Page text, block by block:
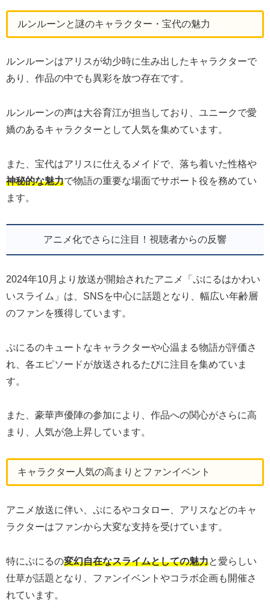
ルンルーンと謎のキャラクター・宝代の魅力
ルンルーンはアリスが幼少時に生み出したキャラクターで
あり、作品の中でも異彩を放つ存在です。
ルンルーンの声は大谷育江が担当しており、ユニークで愛
嬌のあるキャラクターとして人気を集めています。
また、宝代はアリスに仕えるメイドで、落ち着いた性格や
神秘的な魅力で物語の重要な場面でサポート役を務めてい
ます。
アニメ化でさらに注目！視聴者からの反響
2024年10月より放送が開始されたアニメ「ぷにるはかわい
いスライム」は、SNSを中心に話題となり、幅広い年齢層
のファンを獲得しています。
ぷにるのキュートなキャラクターや心温まる物語が評価さ
れ、各エピソードが放送されるたびに注目を集めていま
す。
また、豪華声優陣の参加により、作品への関心がさらに高
まり、人気が急上昇しています。
キャラクター人気の高まりとファンイベント
アニメ放送に伴い、ぷにるやコタロー、アリスなどのキャ
ラクターはファンから大変な支持を受けています。
特にぷにるの変幻自在なスライムとしての魅力と愛らしい
仕草が話題となり、ファンイベントやコラボ企画も開催さ
れています。